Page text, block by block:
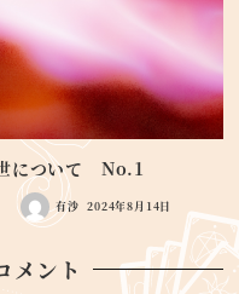
について No.1
有沙 2024年8月14日
メント